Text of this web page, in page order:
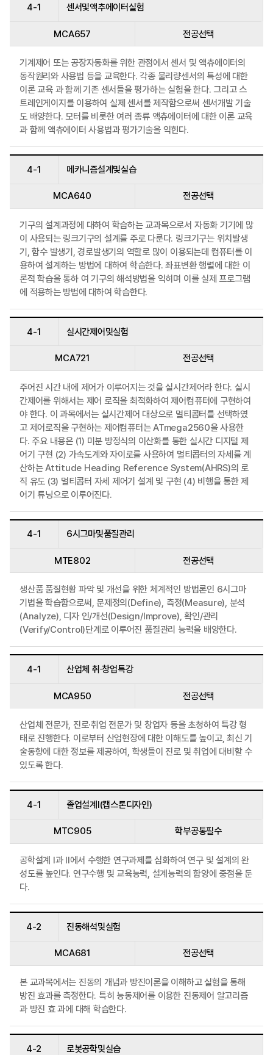
4-1 센서및액추에이터실험
MCA657 전공선택
기계제어 또는 공장자동화를 위한 관점에서 센서 및 액츄에이터의
동작원리와 사용법 등을 교육한다. 각종 물리량센서의 특성에 대한
이론 교육 과 함께 기존 센서들을 평가하는 실험을 한다. 그리고 스
트레인게이지를 이용하여 실제 센서를 제작함으로써 센서개발 기술
도 배양한다. 모터를 비롯한 여러 종류 액츄에이터에 대한 이론 교육
과 함께 액츄에이터 사용법과 평가기술을 익힌다.
4-1 메카니즘설계및실습
MCA640 전공선택
기구의 설계과정에 대하여 학습하는 교과목으로서 자동화 기기에 많
이 사용되는 링크기구의 설계를 주로 다룬다. 링크기구는 위치발생
기, 함수 발생기, 경로발생기의 역할로 많이 이용되는데 컴퓨터를 이
용하여 설계하는 방법에 대하여 학습한다. 좌표변환 행렬에 대한 이
론적 학습을 통하 여 기구의 해석방법을 익히며 이를 실제 프로그램
에 적용하는 방법에 대하여 학습한다.
4-1 실시간제어및실험
MCA721 전공선택
주어진 시간 내에 제어가 이루어지는 것을 실시간제어라 한다. 실시
간제어를 위해서는 제어 로직을 최적화하여 제어컴퓨터에 구현하여
야 한다. 이 과목에서는 실시간제어 대상으로 멀티콥터를 선택하였
고 제어로직을 구현하는 제어컴퓨터는 ATmega2560을 사용한
다. 주요 내용은 (1) 미분 방정식의 이산화를 통한 실시간 디지털 제
어기 구현 (2) 가속도계와 자이로를 사용하여 멀티콥터의 자세를 계
산하는 Attitude Heading Reference System(AHRS)의 로
직 유도 (3) 멀티콥터 자세 제어기 설계 및 구현 (4) 비행을 통한 제
어기 튜닝으로 이루어진다.
4-1 6시그마및품질관리
MTE802 전공선택
생산품 품질현황 파악 및 개선을 위한 체계적인 방법론인 6시그마
기법을 학습함으로써, 문제정의(Define), 측정(Measure), 분석
(Analyze), 디자 인/개선(Design/Improve), 확인/관리
(Verify/Control)단계로 이루어진 품질관리 능력을 배양한다.
4-1 산업체 취·창업특강
MCA950 전공선택
산업체 전문가, 진로·취업 전문가 및 창업자 등을 초청하여 특강 형
태로 진행한다. 이로부터 산업현장에 대한 이해도를 높이고, 최신 기
술동향에 대한 정보를 제공하여, 학생들이 진로 및 취업에 대비할 수
있도록 한다.
4-1 졸업설계I(캡스톤디자인)
MTC905 학부공통필수
공학설계 I과 II에서 수행한 연구과제를 심화하여 연구 및 설계의 완
성도를 높인다. 연구수행 및 교육능력, 설계능력의 함양에 중점을 둔
다.
4-2 진동해석및실험
MCA681 전공선택
본 교과목에서는 진동의 개념과 방진이론을 이해하고 실험을 통해
방진 효과를 측정한다. 특히 능동제어를 이용한 진동제어 알고리즘
과 방진 효 과에 대해 학습한다.
4-2 로봇공학및실습